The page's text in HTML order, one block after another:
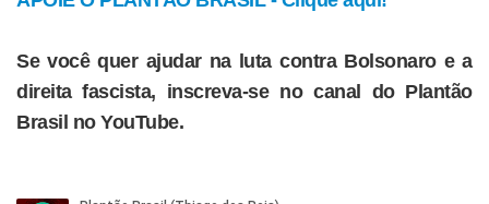
Se você quer ajudar na luta contra Bolsonaro e a
direita fascista, inscreva-se no canal do Plantão
Brasil no YouTube.